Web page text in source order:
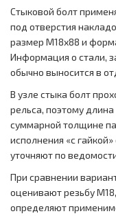
Стыковой болт
под отверстия
размер M18х88 и
Информация о стали,
обычно выносится в
В узле стыка болт
рельса, поэтому
суммарной толщине
исполнения «с
уточняют по
При сравнении
оценивают резьбу
определяют